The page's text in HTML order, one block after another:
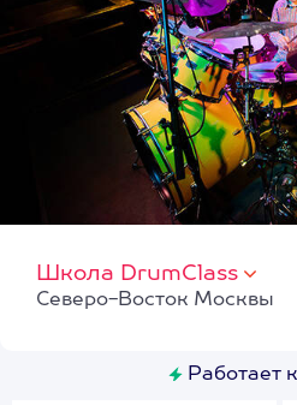
Школа DrumClass
Северо-Восток Москвы
Работает